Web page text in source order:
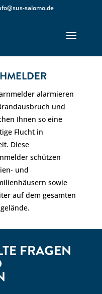
salomo.de
alarmieren
und
Ihnen so eine
Flucht in
Diese
schützen
und
sowie
auf dem gesamten
FRAGEN